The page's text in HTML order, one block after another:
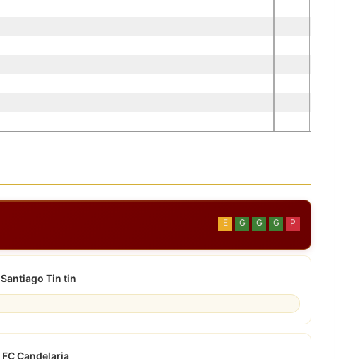
E G G G P
Santiago Tin tin
FC Candelaria